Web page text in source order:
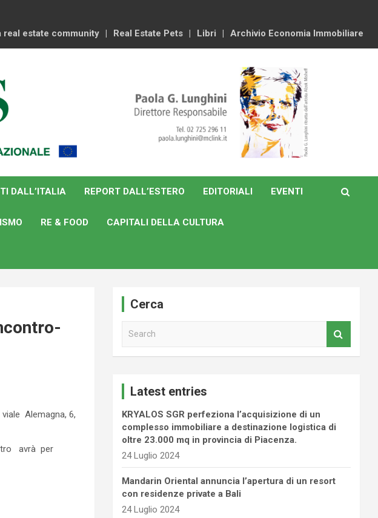
estate community Real Estate Pets Libri Archivio Economia Immobiliare
DALL’ITALIA REPORT DALL’ESTERO EDITORIALI EVENTI
RE & FOOD CAPITALI DELLA CULTURA
Alemagna, 6,
avrà per
Cerca
Latest entries
KRYALOS SGR perfeziona l’acquisizione di un
complesso immobiliare a destinazione logistica di
oltre 23.000 mq in provincia di Piacenza.
24 Luglio 2024
Mandarin Oriental annuncia l’apertura di un resort
con residenze private a Bali
24 Luglio 2024